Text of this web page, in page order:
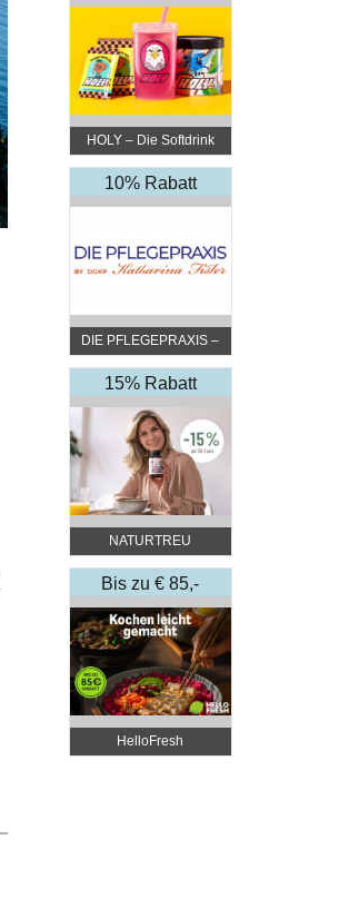
HOLY – Die Softdrink
Revolution
10% Rabatt
DIE PFLEGEPRAXIS –
by DGKP Katharina
Fister
15% Rabatt
NATURTREU
Bis zu € 85,-
Rabatt
HelloFresh